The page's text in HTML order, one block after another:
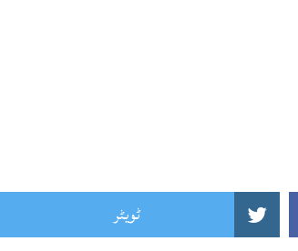
ٹویٹر